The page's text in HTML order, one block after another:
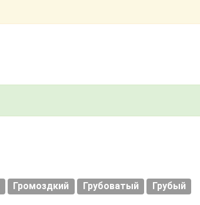
Громоздкий Грубоватый
Грубый